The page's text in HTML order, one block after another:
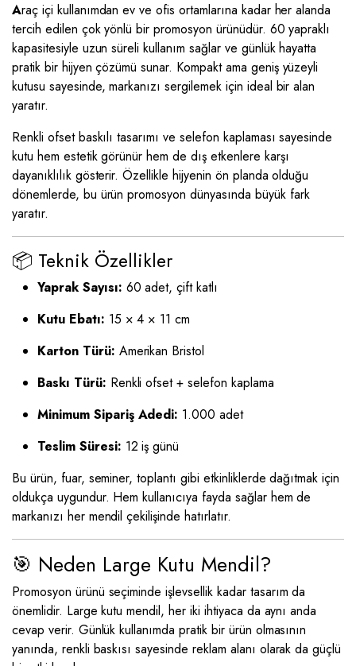
Araç içi kullanımdan ev ve ofis ortamlarına kadar her alanda
tercih edilen çok yönlü bir promosyon ürünüdür. 60 yapraklı
kapasitesiyle uzun süreli kullanım sağlar ve günlük hayatta
pratik bir hijyen çözümü sunar. Kompakt ama geniş yüzeyli
kutusu sayesinde, markanızı sergilemek için ideal bir alan
yaratır.
Renkli ofset baskılı tasarımı ve selefon kaplaması sayesinde
kutu hem estetik görünür hem de dış etkenlere karşı
dayanıklılık gösterir. Özellikle hijyenin ön planda olduğu
dönemlerde, bu ürün promosyon dünyasında büyük fark
yaratır.
📦 Teknik Özellikler
Yaprak Sayısı: 60 adet, çift katlı
Kutu Ebatı: 15 × 4 × 11 cm
Karton Türü: Amerikan Bristol
Baskı Türü: Renkli ofset + selefon kaplama
Minimum Sipariş Adedi: 1.000 adet
Teslim Süresi: 12 iş günü
Bu ürün, fuar, seminer, toplantı gibi etkinliklerde dağıtmak için
oldukça uygundur. Hem kullanıcıya fayda sağlar hem de
markanızı her mendil çekilişinde hatırlatır.
🎯 Neden Large Kutu Mendil?
Promosyon ürünü seçiminde işlevsellik kadar tasarım da
önemlidir. Large kutu mendil, her iki ihtiyaca da aynı anda
cevap verir. Günlük kullanımda pratik bir ürün olmasının
yanında, renkli baskısı sayesinde reklam alanı olarak da güçlü